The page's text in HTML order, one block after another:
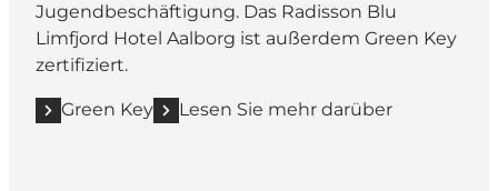
Jugendbeschäftigung. Das Radisson Blu
Limfjord Hotel Aalborg ist außerdem Green Key
zertifiziert.
Green Key Lesen Sie mehr darüber